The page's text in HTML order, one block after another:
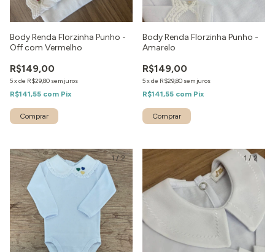
Body Renda Florzinha Punho -
Off com Vermelho
R$149,00
5xde R$29,80 sem juros
R$141,55 com Pix
Body Renda Florzinha Punho -
Amarelo
R$149,00
5xde R$29,80 sem juros
R$141,55 com Pix
1/2 1 /2